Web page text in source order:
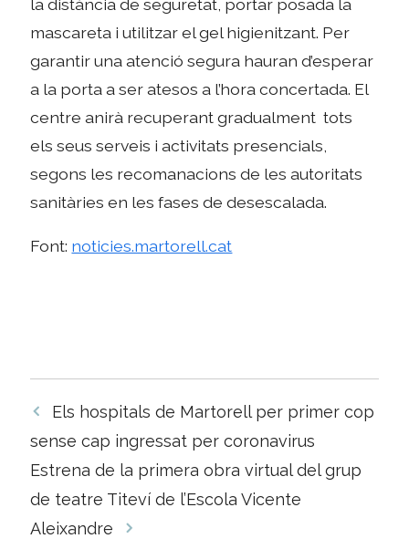
mascareta i utilitzar el gel higienitzant. Per
garantir una atenció segura hauran d’esperar
a la porta a ser atesos a l’hora concertada. El
centre anirà recuperant gradualment tots
els seus serveis i activitats presencials,
segons les recomanacions de les autoritats
sanitàries en les fases de desescalada.
Font: noticies.martorell.cat
Navegació
per
Els hospitals de Martorell per primer cop
sense cap ingressat per coronavirus
Estrena de la primera obra virtual del grup
de teatre Titeví de l’Escola Vicente
Aleixandre